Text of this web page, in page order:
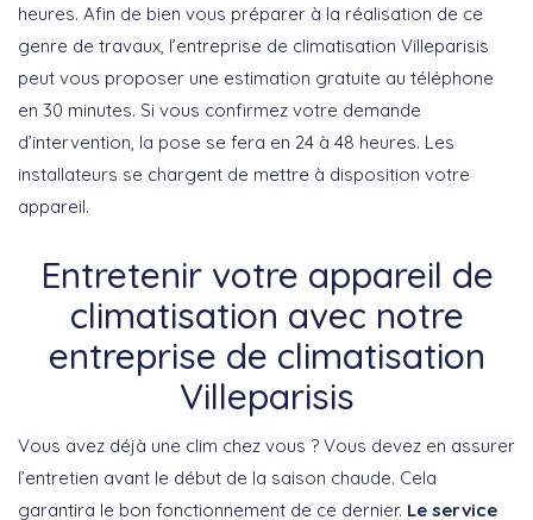
heures. Afin de bien vous préparer à la réalisation de ce
genre de travaux, l’entreprise de climatisation Villeparisis
peut vous proposer une estimation gratuite au téléphone
en 30 minutes. Si vous confirmez votre demande
d’intervention, la pose se fera en 24 à 48 heures. Les
installateurs se chargent de mettre à disposition votre
appareil.
Entretenir votre appareil de
climatisation avec notre
entreprise de climatisation
Villeparisis
Vous avez déjà une clim chez vous ? Vous devez en assurer
l’entretien avant le début de la saison chaude. Cela
garantira le bon fonctionnement de ce dernier. Le service